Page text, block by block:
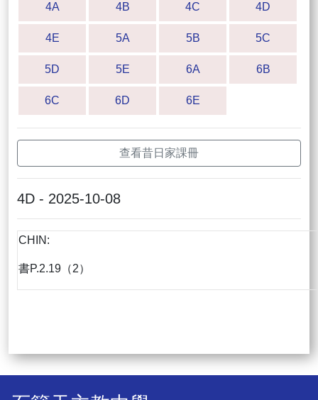
4A 4B 4C 4D
4E 5A 5B 5C
5D 5E 6A 6B
6C 6D 6E
查看昔日家課冊
4D - 2025-10-08
CHIN:
書P.2.19（2）